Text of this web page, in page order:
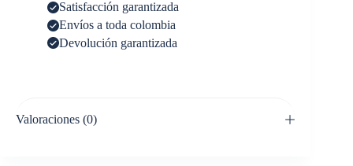
Satisfacción garantizada
Envíos a toda colombia
Devolución garantizada
Valoraciones (0)